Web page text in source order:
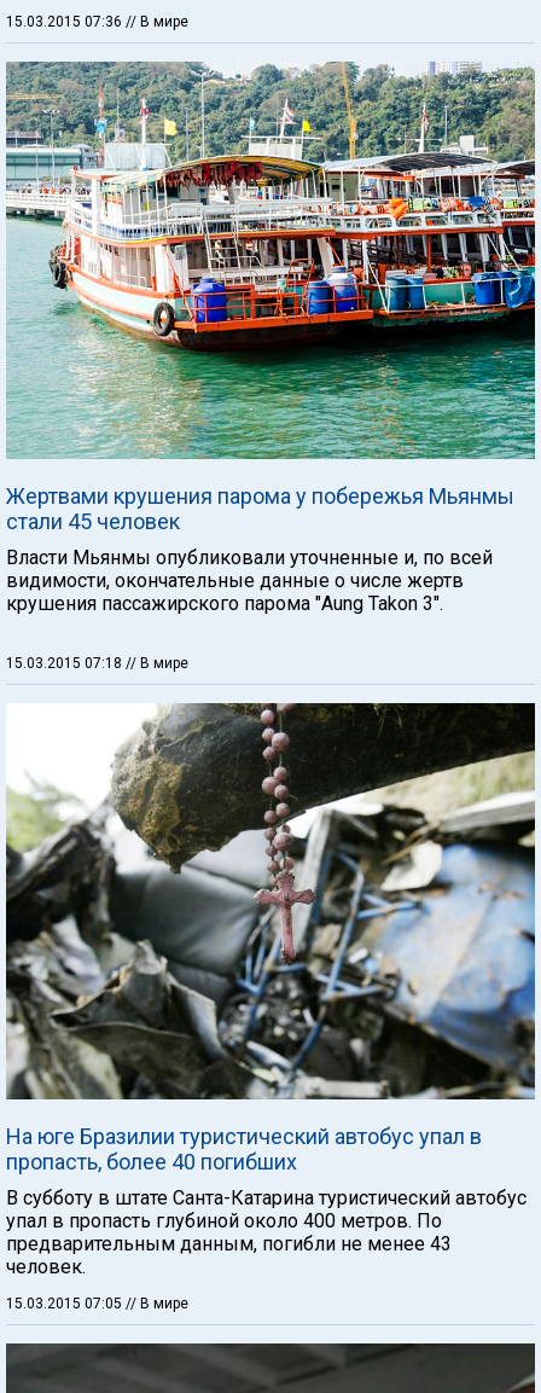
15.03.2015 07:36 // В мире
Жертвами крушения парома у побережья Мьянмы
стали 45 человек
Власти Мьянмы опубликовали уточненные и, по всей
видимости, окончательные данные о числе жертв
крушения пассажирского парома "Aung Takon 3".
15.03.2015 07:18 // В мире
На юге Бразилии туристический автобус упал в
пропасть, более 40 погибших
В субботу в штате Санта-Катарина туристический автобус
упал в пропасть глубиной около 400 метров. По
предварительным данным, погибли не менее 43
человек.
15.03.2015 07:05 // В мире